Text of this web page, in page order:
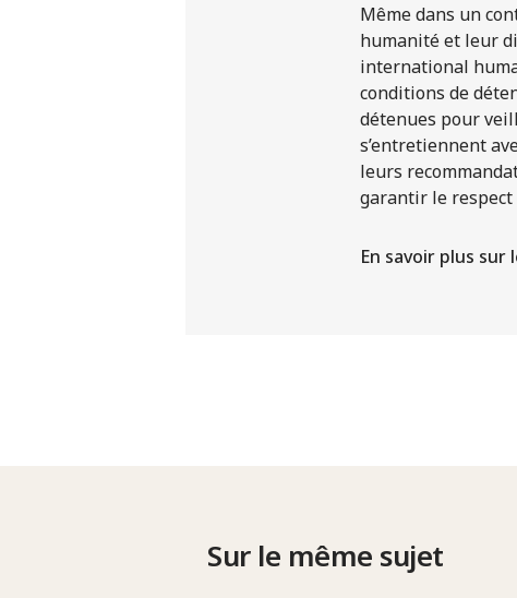
Même dans un
humanité et leur
international
conditions de
détenues pour
s’entretiennent
leurs
garantir le respect
En savoir plus
Sur le même sujet